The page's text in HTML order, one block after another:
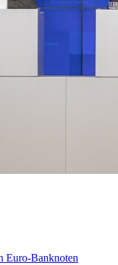
Euro-Banknoten